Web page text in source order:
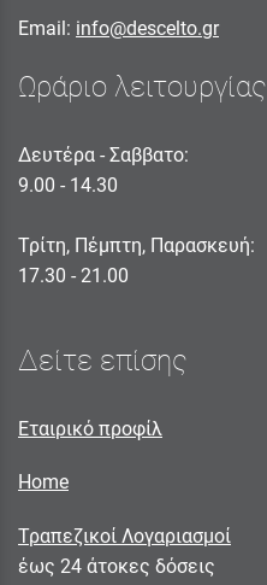
Email: info@descelto.gr
Ωράριο λειτουργίας
Δευτέρα - Σαββατο:
9.00 - 14.30
Τρίτη, Πέμπτη, Παρασκευή:
17.30 - 21.00
Δείτε επίσης
Εταιρικό προφίλ
Home
Τραπεζικοί Λογαριασμοί
έως 24 άτοκες δόσεις